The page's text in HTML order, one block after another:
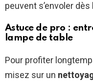
peuvent s’envoler
Astuce de pro :
lampe de table
Pour profiter
misez sur un